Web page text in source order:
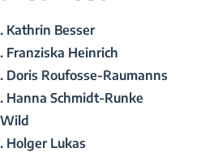
Kathrin Besser
Franziska Heinrich
Doris Roufosse-Raumanns
Hanna Schmidt-Runke
Holger Lukas